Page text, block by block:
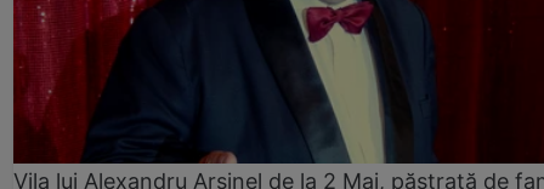
Vila lui Alexandru Arșinel de la 2 Mai, păstrată de